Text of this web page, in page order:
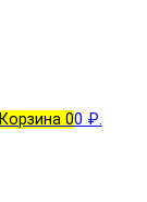
Корзина 00 ₽.